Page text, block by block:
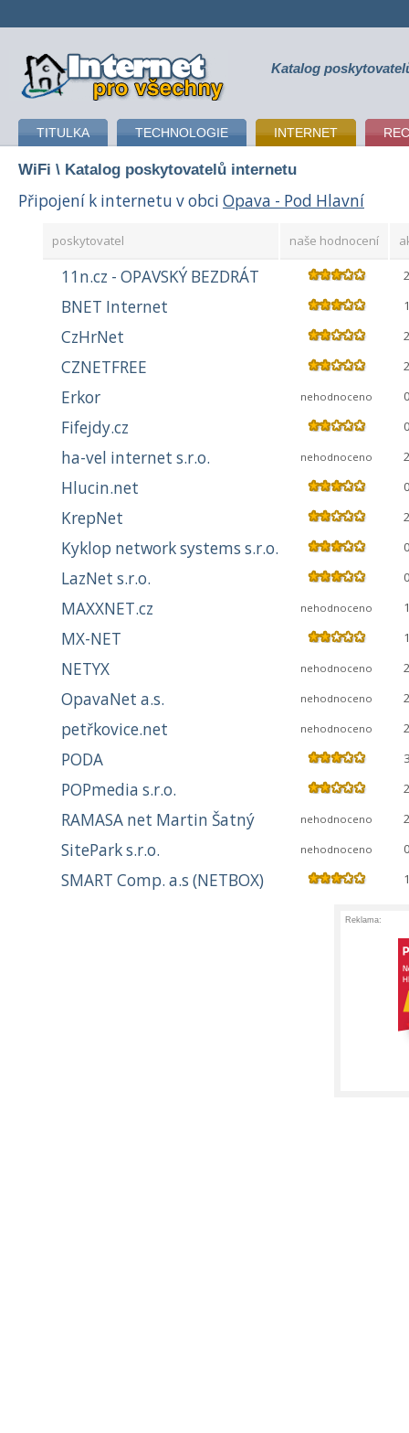
připojení k internetu Katalog
TITULKA TECHNOLOGIE INTERNET
WiFi \ Katalog poskytovatelů internetu
Připojení k internetu v obci Opava - Pod Hlavní
poskytovatel naše hodnocení
11n.cz - OPAVSKÝ BEZDRÁT
BNET Internet
CzHrNet
CZNETFREE
Erkor nehodnoceno
Fifejdy.cz
ha-vel internet s.r.o. nehodnoceno
Hlucin.net
KrepNet
Kyklop network systems s.r.o.
LazNet s.r.o.
MAXXNET.cz nehodnoceno
MX-NET
NETYX nehodnoceno
OpavaNet a.s. nehodnoceno
petřkovice.net nehodnoceno
PODA
POPmedia s.r.o.
RAMASA net Martin Šatný nehodnoceno
SitePark s.r.o. nehodnoceno
SMART Comp. a.s (NETBOX)
Reklama: